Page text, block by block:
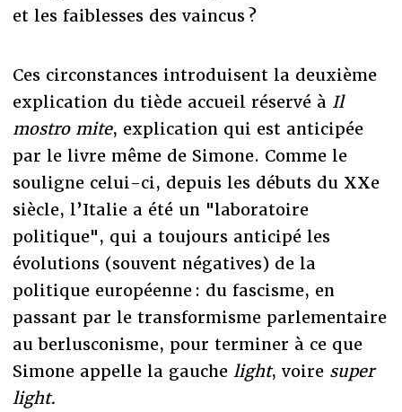
et les faiblesses des vaincus ?
Ces circonstances introduisent la deuxième
explication du tiède accueil réservé à Il
mostro mite, explication qui est anticipée
par le livre même de Simone. Comme le
souligne celui-ci, depuis les débuts du XXe
siècle, l’Italie a été un "laboratoire
politique", qui a toujours anticipé les
évolutions (souvent négatives) de la
politique européenne : du fascisme, en
passant par le transformisme parlementaire
au berlusconisme, pour terminer à ce que
Simone appelle la gauche light, voire super
light.